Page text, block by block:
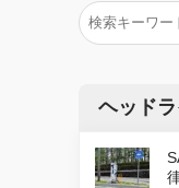
ヘッド